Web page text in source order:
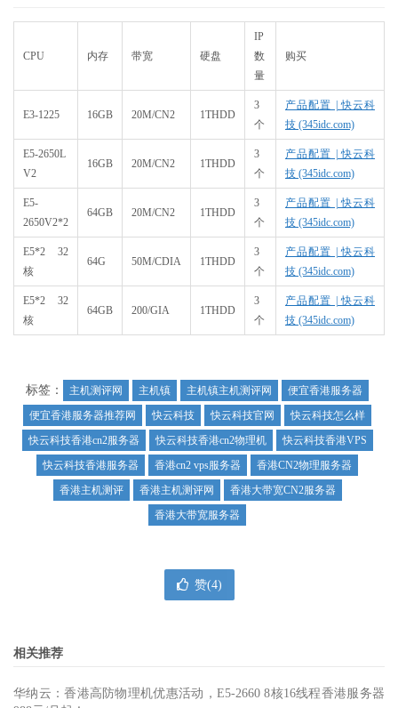
CPU 内存 带宽 硬盘
IP
数
量
购买
E3-1225 16GB 20M/CN2 1THDD
3
个
产品配置 | 快云科
技 (345idc.com)
E5-2650L
V2
16GB 20M/CN2 1THDD
3
个
产品配置 | 快云科
技 (345idc.com)
E5-
2650V2*2
64GB 20M/CN2 1THDD
3
个
产品配置 | 快云科
技 (345idc.com)
E5*2 32
核
64G 50M/CDIA 1THDD
3
个
产品配置 | 快云科
技 (345idc.com)
E5*2 32
核
64GB 200/GIA 1THDD
3
个
产品配置 | 快云科
技 (345idc.com)
标签： 主机测评网 主机镇 主机镇主机测评网
便宜香港服务器
便宜香港服务器推荐网
快云科技 快云科技官网
快云科技怎么样
快云科技香港cn2服务器
快云科技香港cn2物理机
快云科技香港VPS
快云科技香港服务器
香港cn2 vps服务器
香港CN2物理服务器
香港主机测评
香港主机测评网
香港大带宽CN2服务器
香港大带宽服务器
赞(4)
相关推荐
华纳云：香港高防物理机优惠活动，E5-2660 8核16线程香港服务器